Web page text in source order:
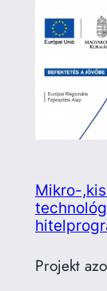
Mikro-
Projekt